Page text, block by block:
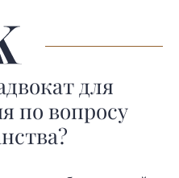
для
по вопросу